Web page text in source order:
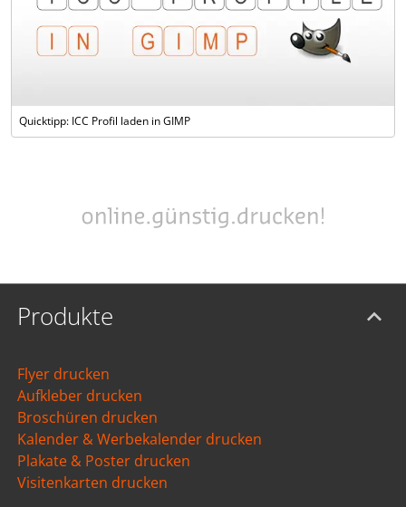
Quicktipp: ICC Profil laden in GIMP
Produkte
Flyer drucken
Aufkleber drucken
Broschüren drucken
Kalender & Werbekalender drucken
Plakate & Poster drucken
Visitenkarten drucken